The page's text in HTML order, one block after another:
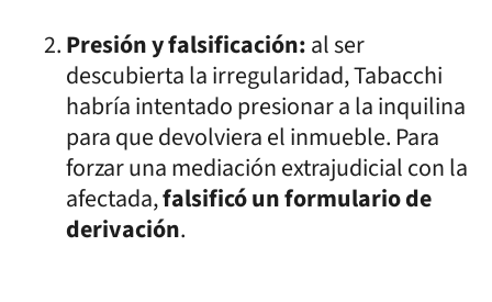
Presión y falsificación:al ser
descubierta la irregularidad, Tabacchi
habría intentado presionar a la inquilina
para que devolviera el inmueble. Para
forzar una mediación extrajudicial con la
afectada,falsificó un formulario de
derivación.